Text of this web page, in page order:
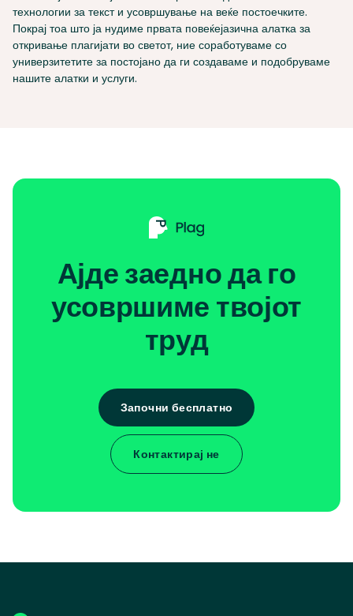
технологии за текст и усовршување на веќе постоечките.
Покрај тоа што ја нудиме првата повеќејазична алатка за
откривање плагијати во светот, ние соработуваме со
универзитетите за постојано да ги создаваме и подобруваме
нашите алатки и услуги.
Ајде заедно да го
усовршиме твојот
труд
Започни бесплатно
Контактирај не